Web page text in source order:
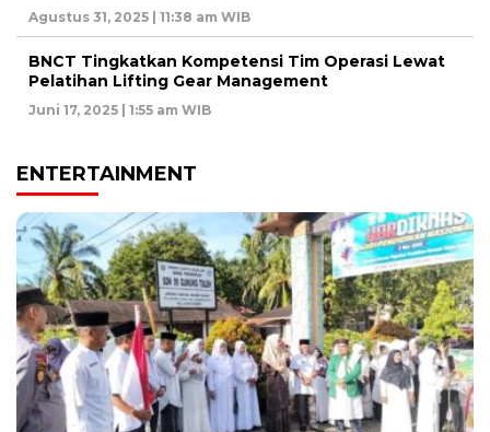
Agustus 31, 2025 | 11:38 am WIB
BNCT Tingkatkan Kompetensi Tim Operasi Lewat
Pelatihan Lifting Gear Management
Juni 17, 2025 | 1:55 am WIB
ENTERTAINMENT